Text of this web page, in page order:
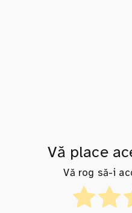
Vă place
Vă rog să-i